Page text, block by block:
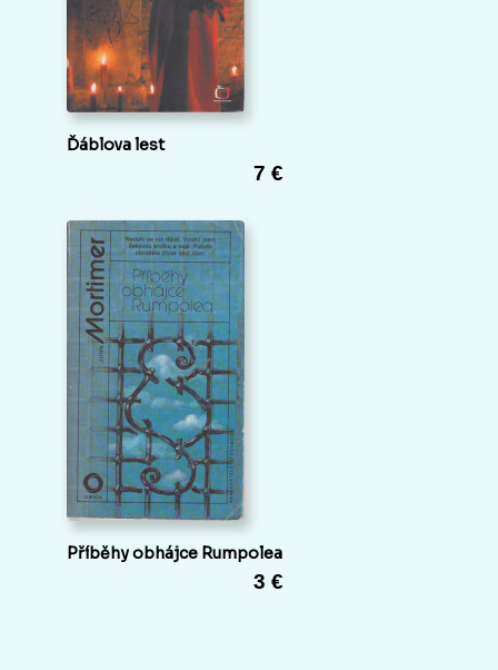
Ďáblova lest
7 €
Příběhy obhájce Rumpolea
3 €